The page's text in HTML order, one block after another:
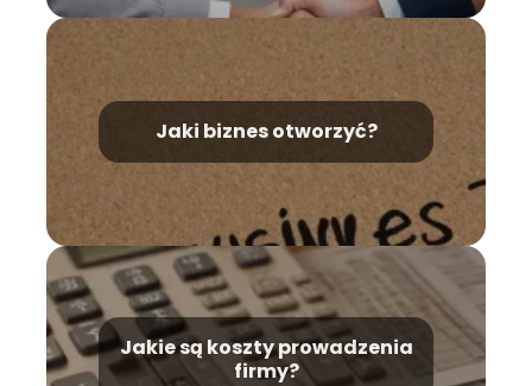
Jaki biznes otworzyć?
Jakie są koszty prowadzenia
firmy?